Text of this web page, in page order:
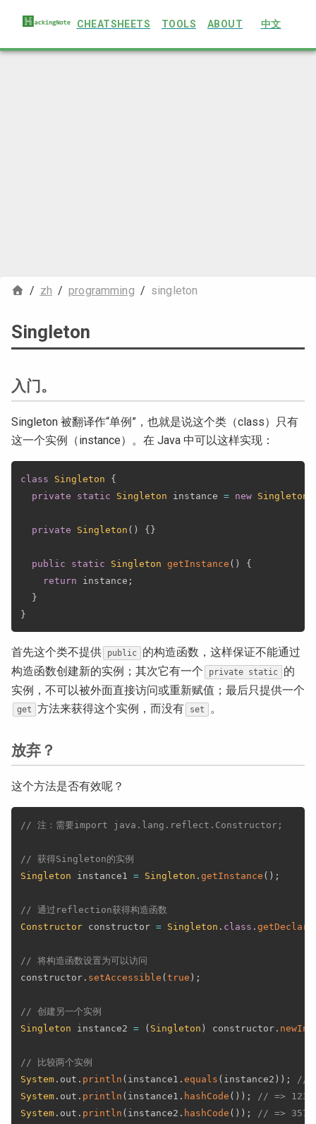
CHEATSHEETS TOOLS ABOUT 中文
/ zh / programming / singleton
Singleton
入门。
Singleton 被翻译作“单例”，也就是说这个类（class）只有
这一个实例（instance）。在 Java 中可以这样实现：
class Singleton
{
private
static Singleton instance = new Singleton
private Singleton ( ) { }
public static Singleton getInstance ( )
{
return instance ;
}
}
首先这个类不提供 public
的构造函数，这样保证不能通过
构造函数创建新的实例；其次它有一个
private static
的
实例，不可以被外面直接访问或重新赋值；最后只提供一个
get 方法来获得这个实例，而没有 set 。
放弃？
这个方法是否有效呢？
// 注：需要import java.lang.reflect.Constructor;
// 获得Singleton的实例
Singleton instance1 = Singleton . getInstance ( ) ;
// 通过reflection获得构造函数
Constructor constructor = Singleton . class .
// 将构造函数设置为可以访问
constructor. setAccessible ( true ) ;
// 创建另一个实例
Singleton instance2 = ( Singleton ) constructor.
// 比较两个实例
System. out . println ( instance1 . equals ( instance2 ) ) ;
//
System. out . println ( instance1 . hashCode ( ) ) ;
// =>
System. out . println ( instance2 . hashCode ( ) ) ; // =>